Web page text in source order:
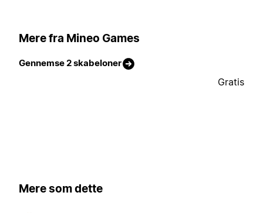
Mere fra Mineo Games
Gennemse 2 skabeloner
Gratis
Mere som dette